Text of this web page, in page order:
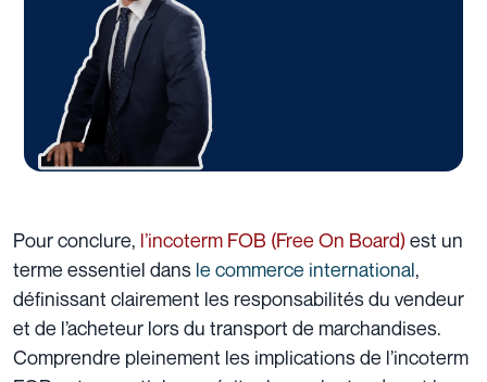
Pour conclure, l’incoterm FOB (Free On Board)est un
terme essentiel dans le commerce international,
définissant clairement les responsabilités du vendeur
et de l’acheteur lors du transport de marchandises.
Comprendre pleinement les implications de l’incoterm